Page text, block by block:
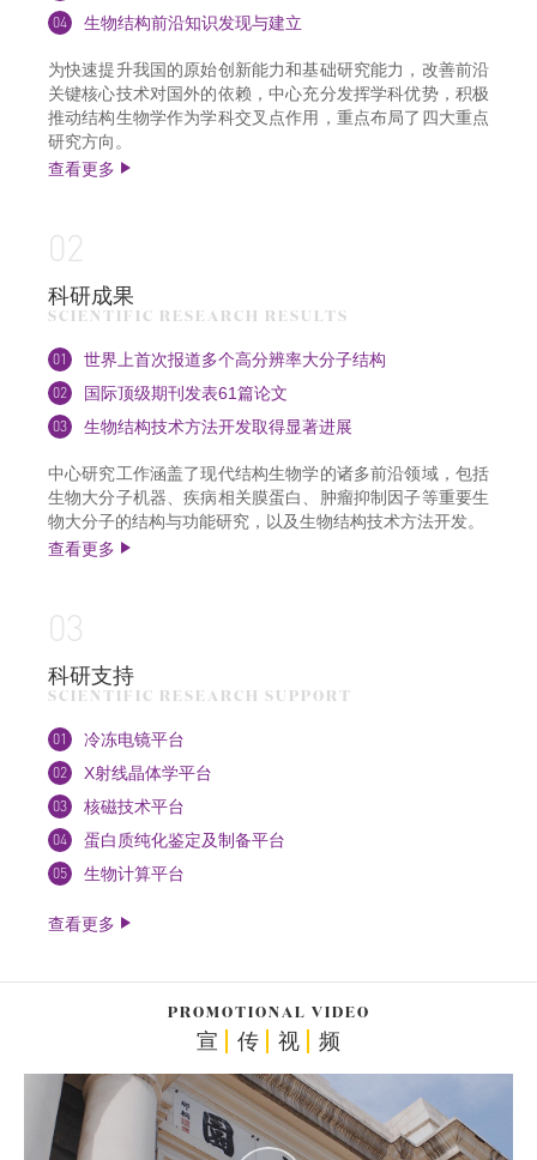
04 生物结构前沿知识发现与建立
为快速提升我国的原始创新能力和基础研究能力，改善前沿
关键核心技术对国外的依赖，中心充分发挥学科优势，积极
推动结构生物学作为学科交叉点作用，重点布局了四大重点
研究方向。
查看更多
02
科研成果
SCIENTIFIC RESEARCH RESULTS
01 世界上首次报道多个高分辨率大分子结构
02 国际顶级期刊发表61篇论文
03 生物结构技术方法开发取得显著进展
中心研究工作涵盖了现代结构生物学的诸多前沿领域，包括
生物大分子机器、疾病相关膜蛋白、肿瘤抑制因子等重要生
物大分子的结构与功能研究，以及生物结构技术方法开发。
查看更多
03
科研支持
SCIENTIFIC RESEARCH SUPPORT
01 冷冻电镜平台
02 X射线晶体学平台
03 核磁技术平台
04 蛋白质纯化鉴定及制备平台
05 生物计算平台
查看更多
PROMOTIONAL VIDEO
宣 传 视 频